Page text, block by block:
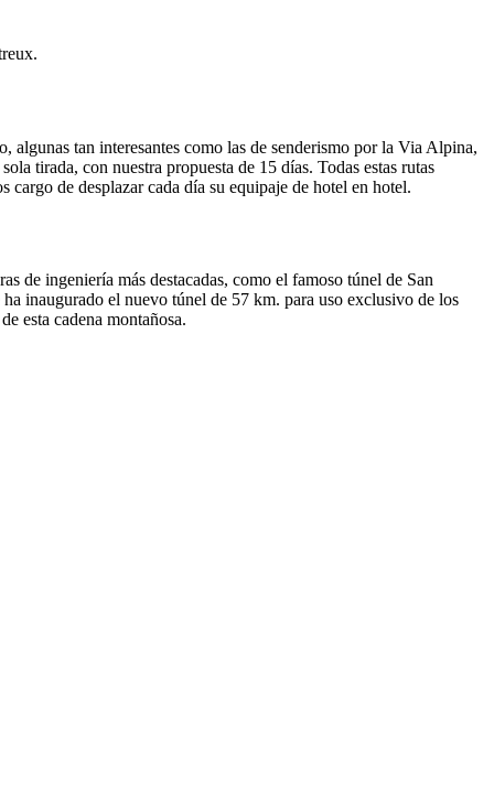
algunas tan interesantes como las de senderismo por la Via Alpina,
tirada, con nuestra propuesta de 15 días. Todas estas rutas
de desplazar cada día su equipaje de hotel en hotel.
de ingeniería más destacadas, como el famoso túnel de San
inaugurado el nuevo túnel de 57 km. para uso exclusivo de los
esta cadena montañosa.